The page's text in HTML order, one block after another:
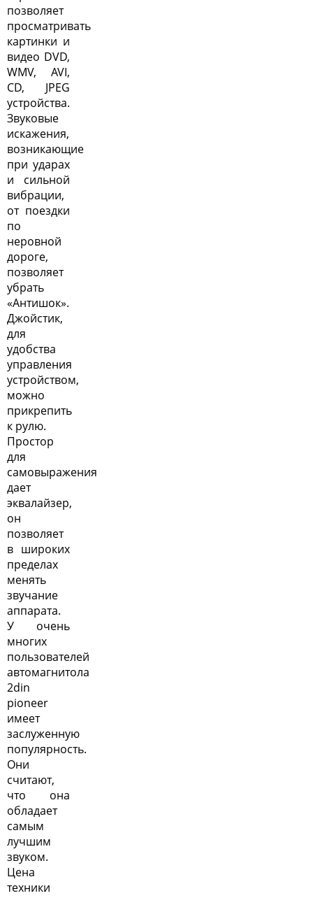
позволяет
просматривать
картинки и
видео DVD,
WMV, AVI,
CD, JPEG
устройства.
Звуковые
искажения,
возникающие
при ударах
и сильной
вибрации,
от поездки
по
неровной
дороге,
позволяет
убрать
«Антишок».
Джойстик,
для
удобства
управления
устройством,
можно
прикрепить
к рулю.
Простор
для
самовыражения
дает
эквалайзер,
он
позволяет
в широких
пределах
менять
звучание
аппарата.
У очень
многих
пользователей
автомагнитола
2din
pioneer
имеет
заслуженную
популярность.
Они
считают,
что она
обладает
самым
лучшим
звуком.
Цена
техники